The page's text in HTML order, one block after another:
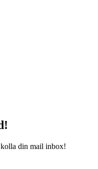
din mail inbox!